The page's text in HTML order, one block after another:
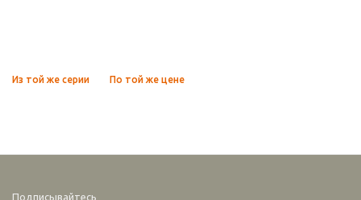
Из той же серии По той же цене
Подписывайтесь